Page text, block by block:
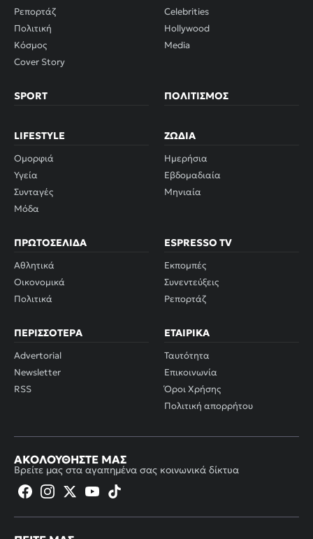
Ρεπορτάζ
Πολιτική
Κόσμος
Cover Story
Celebrities
Hollywood
Media
SPORT ΠΟΛΙΤΙΣΜΌΣ
LIFESTYLE
Ομορφιά
Υγεία
Συνταγές
Μόδα
ΖΏΔΙΑ
Ημερήσια
Εβδομαδιαία
Μηνιαία
ΠΡΩΤΟΣΈΛΙΔΑ
Αθλητικά
Οικονομικά
Πολιτικά
ESPRESSO TV
Εκπομπές
Συνεντεύξεις
Ρεπορτάζ
ΠΕΡΙΣΣΌΤΕΡΑ
Advertorial
Newsletter
RSS
ΕΤΑΙΡΙΚΆ
Ταυτότητα
Επικοινωνία
Όροι Χρήσης
Πολιτική απορρήτου
ΑΚΟΛΟΥΘΉΣΤΕ ΜΑΣ
Βρείτε μας στα αγαπημένα σας κοινωνικά δίκτυα